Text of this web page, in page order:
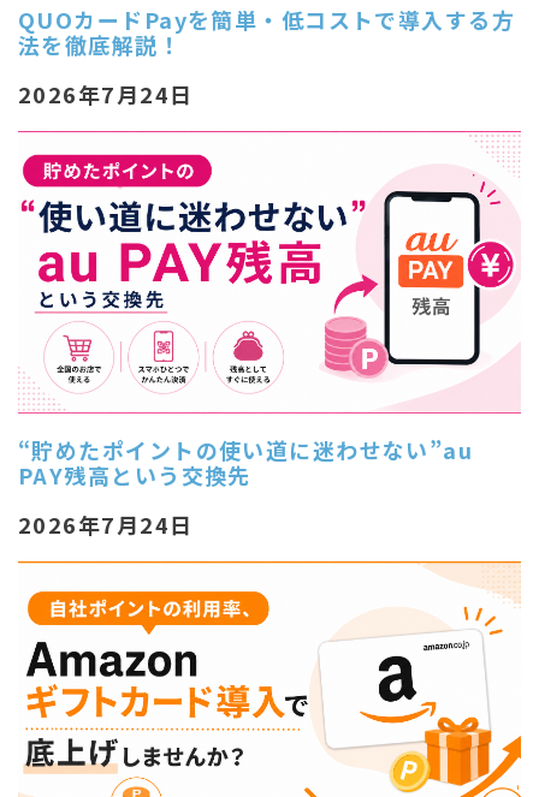
QUOカードPayを簡単・低コストで導入する方
法を徹底解説！
2026年7月24日
“貯めたポイントの使い道に迷わせない”au
PAY残高という交換先
2026年7月24日